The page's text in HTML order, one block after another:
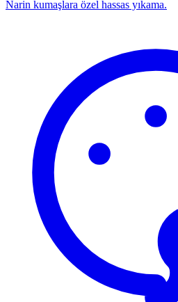
Narin kumaşlara özel hassas yıkama.